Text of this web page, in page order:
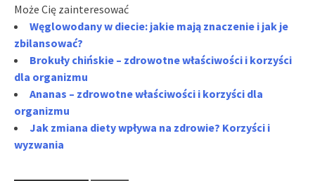
Może Cię zainteresować
Węglowodany w diecie: jakie mają znaczenie i jak je
zbilansować?
Brokuły chińskie – zdrowotne właściwości i korzyści
dla organizmu
Ananas – zdrowotne właściwości i korzyści dla
organizmu
Jak zmiana diety wpływa na zdrowie? Korzyści i
wyzwania